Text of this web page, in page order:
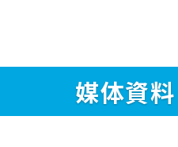
媒体資料